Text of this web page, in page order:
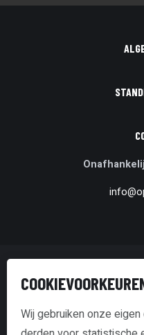
©
Wij gebruiken onze